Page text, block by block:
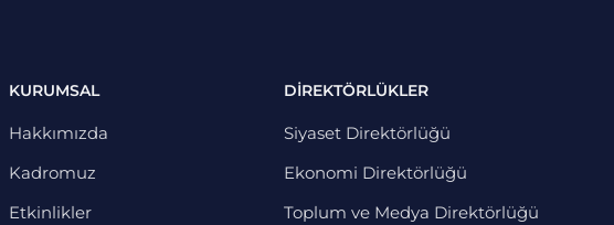
KURUMSAL
Hakkımızda
Kadromuz
Etkinlikler
DİREKTÖRLÜKLER
Siyaset Direktörlüğü
Ekonomi Direktörlüğü
Toplum ve Medya Direktörlüğü